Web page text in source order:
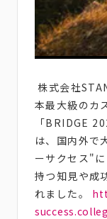
株式会社
本最大級のカ
「BRIDGE
は、国内外で
ーサクセス"
持つ知見や成
れました。